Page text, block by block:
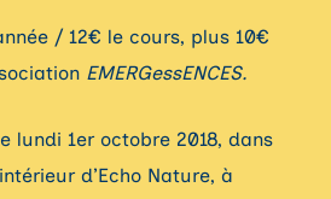
/ 12€ le cours, plus 10€
EMERGessENCES.
lundi 1er octobre 2018, dans
d’Echo Nature, à